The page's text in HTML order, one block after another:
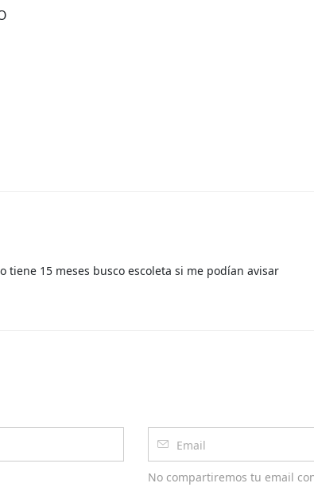
15 meses busco escoleta si me podían avisar
No compartiremos tu email